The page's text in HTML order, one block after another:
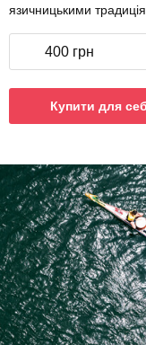
язичницькими
400 грн
Купити для